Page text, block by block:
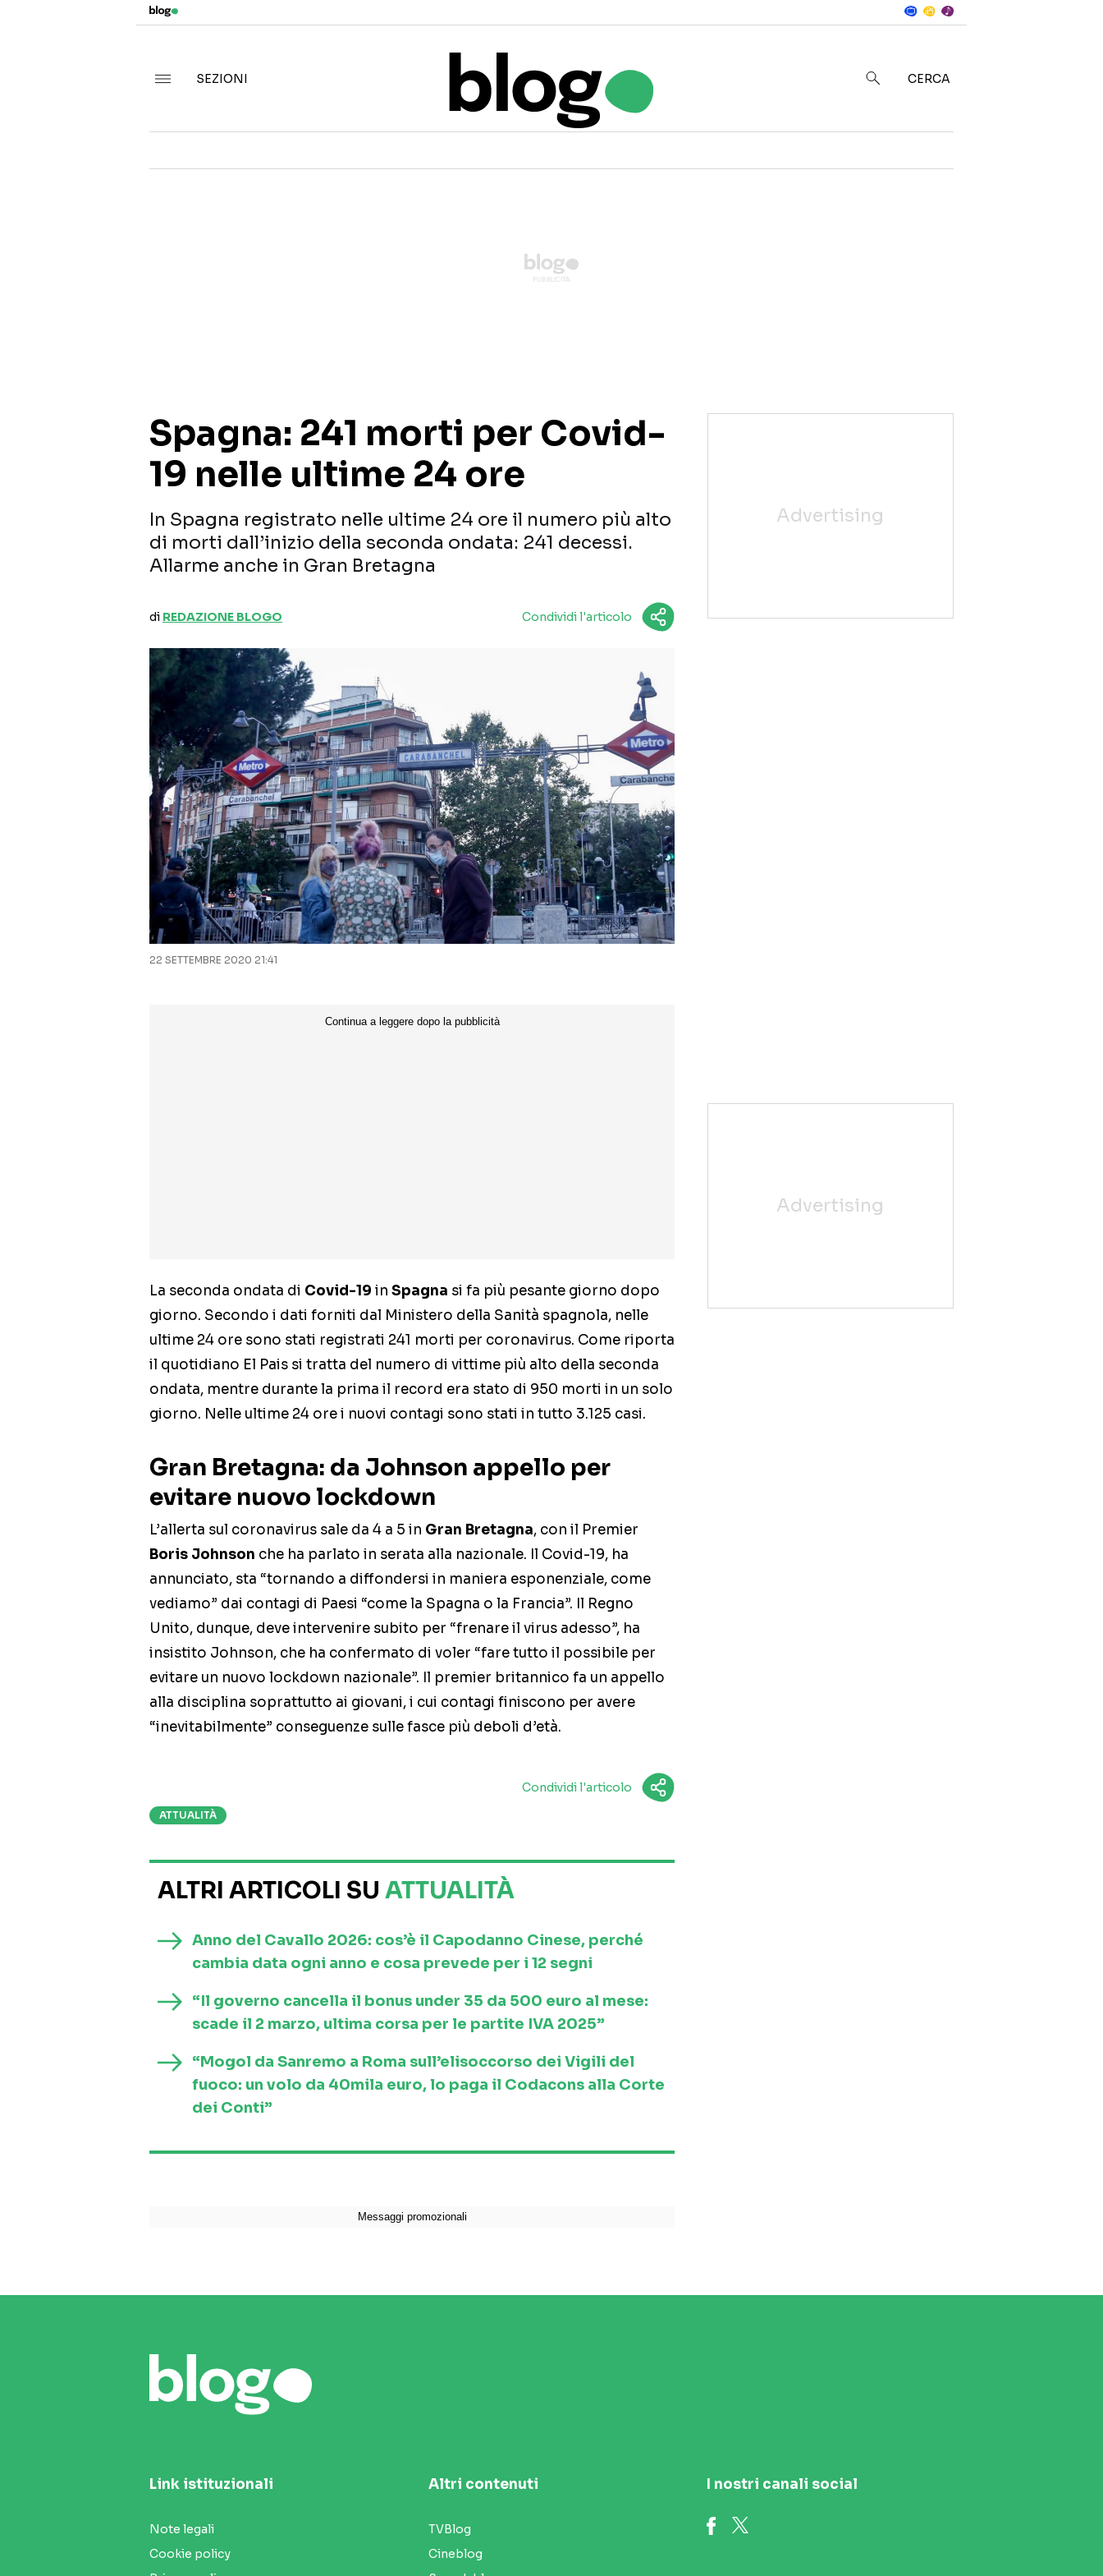
SEZIONI
CERCA
Spagna: 241 morti per Covid-
19 nelle ultime 24 ore
In Spagna registrato nelle ultime 24 ore il numero più alto
di morti dall’inizio della seconda ondata: 241 decessi.
Allarme anche in Gran Bretagna
di REDAZIONE BLOGO Condividi l'articolo
22 SETTEMBRE 2020 21:41
La seconda ondata di Covid-19 in Spagna si fa più pesante giorno dopo
giorno. Secondo i dati forniti dal Ministero della Sanità spagnola, nelle
ultime 24 ore sono stati registrati 241 morti per coronavirus. Come riporta
il quotidiano El Pais si tratta del numero di vittime più alto della seconda
ondata, mentre durante la prima il record era stato di 950 morti in un solo
giorno. Nelle ultime 24 ore i nuovi contagi sono stati in tutto 3.125 casi.
Gran Bretagna: da Johnson appello per
evitare nuovo lockdown
L’allerta sul coronavirus sale da 4 a 5 in Gran Bretagna, con il Premier
Boris Johnson che ha parlato in serata alla nazionale. Il Covid-19, ha
annunciato, sta “tornando a diffondersi in maniera esponenziale, come
vediamo” dai contagi di Paesi “come la Spagna o la Francia”. Il Regno
Unito, dunque, deve intervenire subito per “frenare il virus adesso”, ha
insistito Johnson, che ha confermato di voler “fare tutto il possibile per
evitare un nuovo lockdown nazionale”. Il premier britannico fa un appello
alla disciplina soprattutto ai giovani, i cui contagi finiscono per avere
“inevitabilmente” conseguenze sulle fasce più deboli d’età.
Condividi l'articolo
ATTUALITÀ
ALTRI ARTICOLI SU ATTUALITÀ
Anno del Cavallo 2026: cos’è il Capodanno Cinese, perché
cambia data ogni anno e cosa prevede per i 12 segni
“Il governo cancella il bonus under 35 da 500 euro al mese:
scade il 2 marzo, ultima corsa per le partite IVA 2025”
“Mogol da Sanremo a Roma sull’elisoccorso dei Vigili del
fuoco: un volo da 40mila euro, lo paga il Codacons alla Corte
dei Conti”
Link istituzionali
Note legali
Cookie policy
Altri contenuti
TVBlog
Cineblog
I nostri canali social